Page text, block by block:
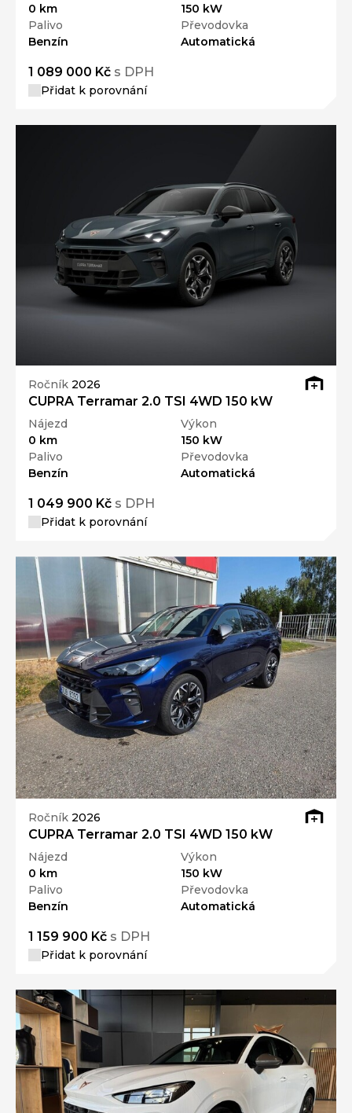
0 km
150 kW
Palivo
Benzín
Převodovka
Automatická
1 089 000 Kč s DPH
Přidat k porovnání
Ročník 2026
CUPRA Terramar 2.0 TSI 4WD 150 kW
Nájezd
0 km
Výkon
150 kW
Palivo
Benzín
Převodovka
Automatická
1 049 900 Kč s DPH
Přidat k porovnání
Ročník 2026
CUPRA Terramar 2.0 TSI 4WD 150 kW
Nájezd
0 km
Výkon
150 kW
Palivo
Benzín
Převodovka
Automatická
1 159 900 Kč s DPH
Přidat k porovnání